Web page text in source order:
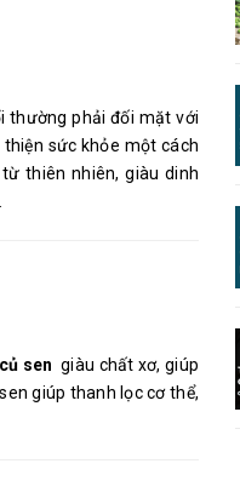
thường phải đối mặt với
thiện sức khỏe một cách
thiên nhiên, giàu dinh
sen giàu chất xơ, giúp
giúp thanh lọc cơ thể,